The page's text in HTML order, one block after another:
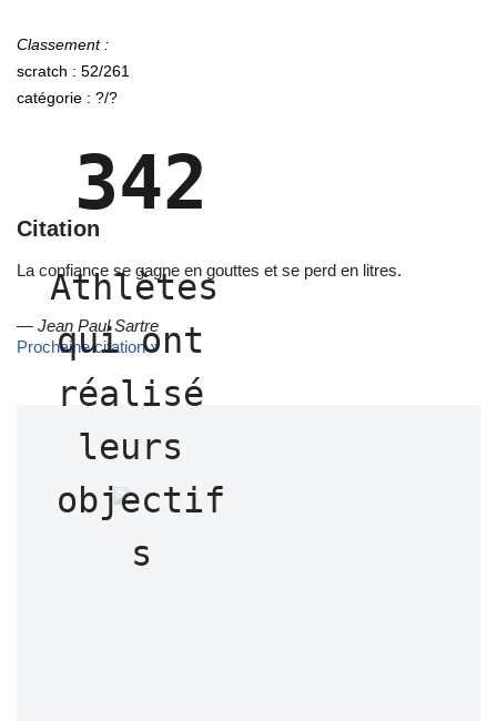
Classement :
scratch : 52/261
catégorie : ?/?
Citation
La confiance se gagne en gouttes et se perd en litres.
— Jean Paul Sartre
Prochaine citation »
342
Athlètes
qui ont
réalisé
leurs
objectif
s